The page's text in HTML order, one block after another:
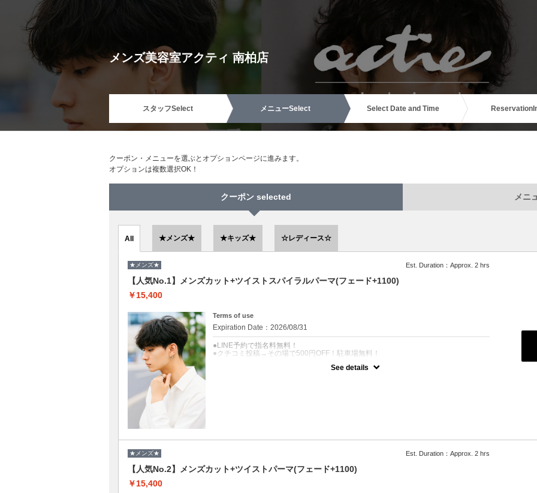
メンズ美容室アクティ 南柏店
スタッフSelect メニューSelect Select Date and Time Reservation
クーポン・メニューを選ぶとオプションページに進みます。
オプションは複数選択OK！
クーポン selected メニ
All ★メンズ★ ★キッズ★ ☆レディース☆
★メンズ★ Est. Duration：Approx. 2 hrs
【人気No.1】メンズカット+ツイストスパイラルパーマ(フェード+1100)
￥15,400
Terms of use
Expiration Date：2026/08/31
●LINE予約で指名料無料！
●クチコミ投稿→その場で500円OFF！駐車場無料！
See details
★メンズ★ Est. Duration：Approx. 2 hrs
【人気No.2】メンズカット+ツイストパーマ(フェード+1100)
￥15,400